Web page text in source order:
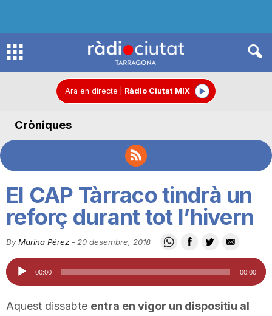
R
d
C
i
Ara en directe Ràdio Ciutat MIX
Cròniques
El CAP Tàrraco tindrà un
reforç durant tot l’hivern
By Marina Pérez - 20 desembre, 2018
Reproductor
d'àudio
00:00 00:00
Aquest dissabte entra en vigor un dispositiu al